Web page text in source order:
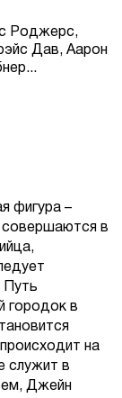
Роджерс,
Дав, Аарон
фигура –
совершаются в
Путь
городок в
на
служит в
Джейн